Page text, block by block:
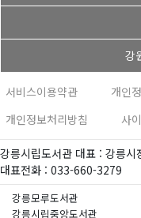
강
서비스이용약관
개인
개인정보처리방침
사
강릉시립도서관 대표 : 강릉시
대표전화 : 033-660-3279
강릉모루도서관
강릉시립중앙도서관